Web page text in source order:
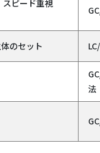
設ペ
スピード重視
のセット
法